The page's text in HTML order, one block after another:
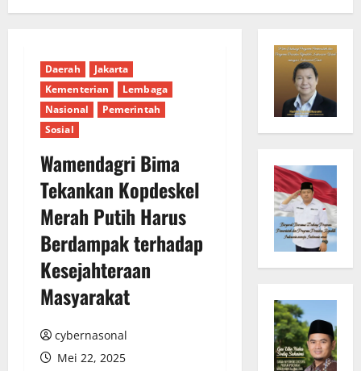
Daerah
Jakarta
Kementerian
Lembaga
Nasional
Pemerintah
Sosial
Wamendagri Bima
Tekankan Kopdeskel
Merah Putih Harus
Berdampak terhadap
Kesejahteraan
Masyarakat
cybernasonal
Mei 22, 2025